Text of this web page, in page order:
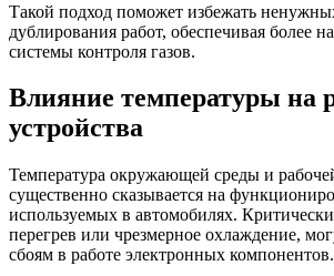
Такой подход поможет избежать
дублирования работ, обеспечивая более
системы контроля газов.
Влияние температуры на
устройства
Температура окружающей среды и
существенно сказывается на
используемых в автомобилях.
перегрев или чрезмерное охлаждение,
сбоям в работе электронных компонентов.